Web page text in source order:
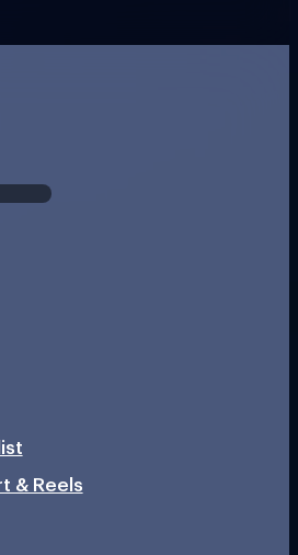
& Reels